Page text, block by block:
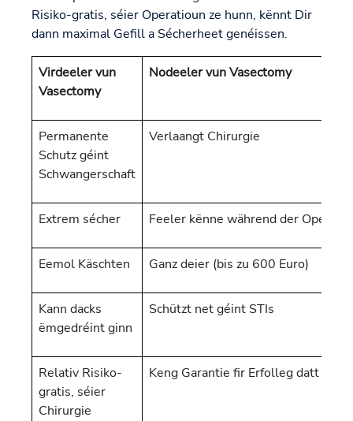
Risiko-gratis, séier Operatioun ze hunn, kënnt Dir
dann maximal Gefill a Sécherheet genéissen.
Virdeeler vun
Vasectomy
Nodeeler vun Vasectomy
Permanente
Schutz géint
Schwangerschaft
Verlaangt Chirurgie
Extrem sécher Feeler kënne während der
Eemol Käschten Ganz deier (bis zu 600 Euro)
Kann dacks
ëmgedréint ginn
Schützt net géint STIs
Relativ Risiko-
gratis, séier
Chirurgie
Keng Garantie fir Erfolleg datt et